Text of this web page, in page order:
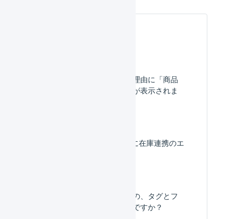
受注伝票の確認待ちの理由に「商品
マスタがありません」が表示されま
楽天市場 : 商品対応表に在庫連携のエ
受注伝票と顧客マスタの、タグとフ
リー項目の違いはなんですか？